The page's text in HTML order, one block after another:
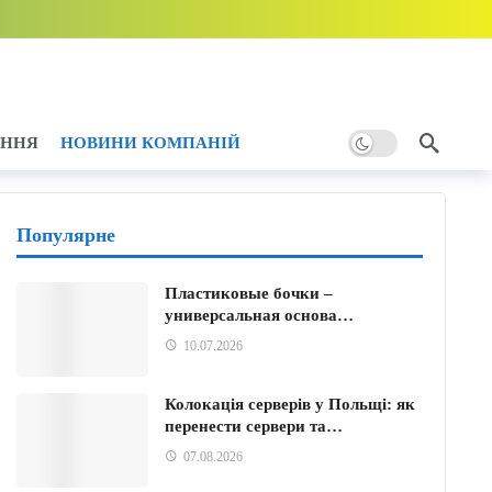
НОВИНИ КОМПАНІЙ
Популярне
Пластиковые бочки –
универсальная основа…
10.07.2026
Колокація серверів у Польщі: як
перенести сервери та…
07.08.2026